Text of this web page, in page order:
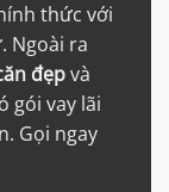
thức với
Ngoài ra
đẹpvà
gói vay lãi
Gọi ngay